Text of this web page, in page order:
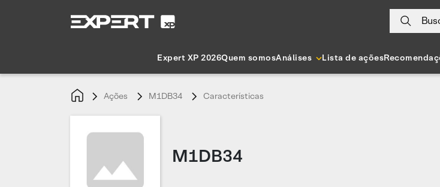
Expert XP 2026Quem somosAnálises Lista de ações
Ações M1DB34 Características
M1DB34